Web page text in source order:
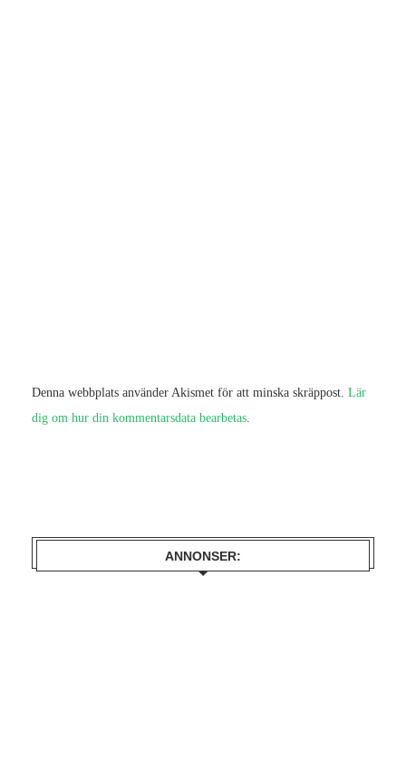
Denna webbplats använder Akismet för att minska skräppost. Lär
dig om hur din kommentarsdata bearbetas.
ANNONSER: